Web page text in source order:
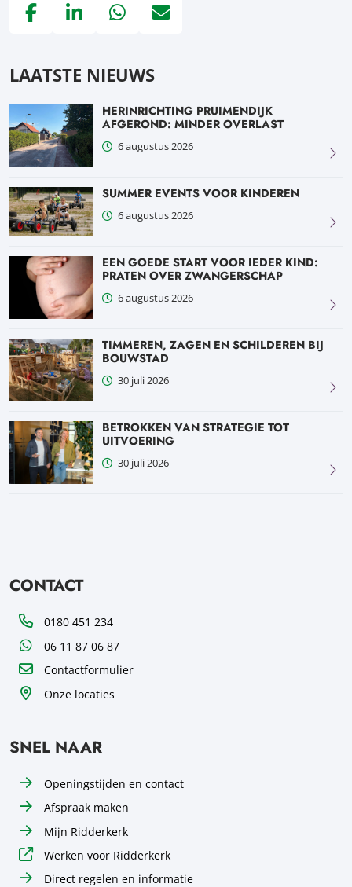
LAATSTE NIEUWS
HERINRICHTING PRUIMENDIJK
AFGEROND: MINDER OVERLAST
6 augustus 2026
SUMMER EVENTS VOOR KINDEREN
6 augustus 2026
EEN GOEDE START VOOR IEDER KIND:
PRATEN OVER ZWANGERSCHAP
6 augustus 2026
TIMMEREN, ZAGEN EN SCHILDEREN BIJ
BOUWSTAD
30 juli 2026
BETROKKEN VAN STRATEGIE TOT
UITVOERING
30 juli 2026
CONTACT
Telefoon0180 451 234
WhatsApp06 11 87 06 87
Contactformulier
Onze locaties
SNEL NAAR
Openingstijden en contact
Afspraak maken
Mijn Ridderkerk
Werken voor Ridderkerk
Direct regelen en informatie